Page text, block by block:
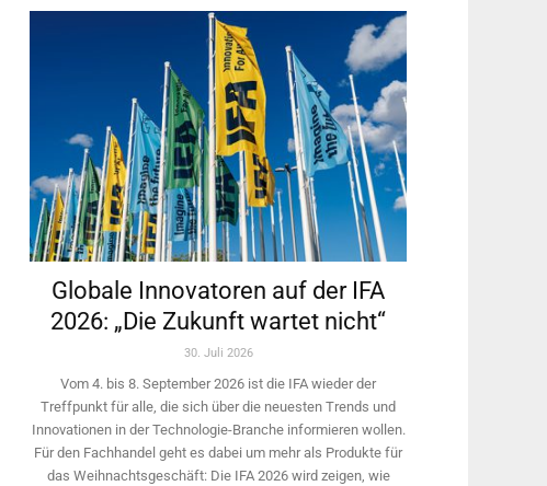
Globale Innovatoren auf der IFA
2026: „Die Zukunft wartet nicht“
30. Juli 2026
Vom 4. bis 8. September 2026 ist die IFA wieder der
Treffpunkt für alle, die sich über die neuesten Trends und
Innovationen in der Technologie-­Branche informieren wollen.
Für den Fachhandel geht es dabei um mehr als Produkte für
das Weihnachtsgeschäft: Die IFA 2026 wird ­zeigen, wie